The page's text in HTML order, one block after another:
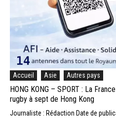
Accueil Asie Autres pays
HONG KONG – SPORT : La
rugby à sept de Hong Kong
Journaliste : Rédaction Date de